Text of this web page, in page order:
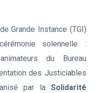
Grande Instance (TGI)
solennelle :
du Bureau
des Justiciables
par la Solidarité